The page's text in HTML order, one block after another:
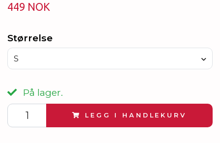
449 NOK
Størrelse
S
På lager.
LEGG I HANDLEKURV